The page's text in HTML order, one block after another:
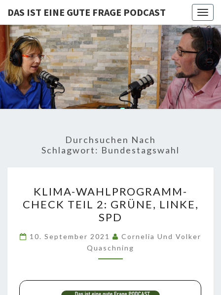
DAS IST EINE GUTE FRAGE PODCAST
DAS IST
EINE
GUTE
FRAGE
PODCAST
Von Cornelia Und
Volker
Quaschning – Der
Podcast Zur
Klimakrise Und
Energierevolution
Energiewende-
Fakten Und
Hintergründe
Durchsuchen Nach
Schlagwort: Bundestagswahl
WAHLPROGRAMM-
CHECK
TEIL
2:
GRÜNE,
LINKE,
KLIMA-WAHLPROGRAMM-
CHECK TEIL 2: GRÜNE, LINKE,
SPD
10. September 2021
Cornelia Und Volker
Quaschning